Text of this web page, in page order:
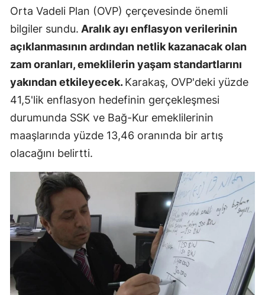
Orta Vadeli Plan (OVP) çerçevesinde önemli
bilgiler sundu. Aralık ayı enflasyon verilerinin
açıklanmasının ardından netlik kazanacak olan
zam oranları, emeklilerin yaşam standartlarını
yakından etkileyecek.Karakaş, OVP'deki yüzde
41,5'lik enflasyon hedefinin gerçekleşmesi
durumunda SSK ve Bağ-Kur emeklilerinin
maaşlarında yüzde 13,46 oranında bir artış
olacağını belirtti.